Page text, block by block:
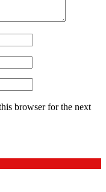
browser for the next